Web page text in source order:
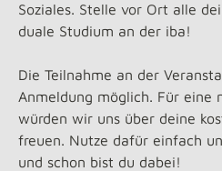
Soziales. Stelle vor Ort alle
duale Studium an der iba!
Die Teilnahme an der
Anmeldung möglich. Für eine
würden wir uns über deine
freuen. Nutze dafür einfach
und schon bist du dabei!